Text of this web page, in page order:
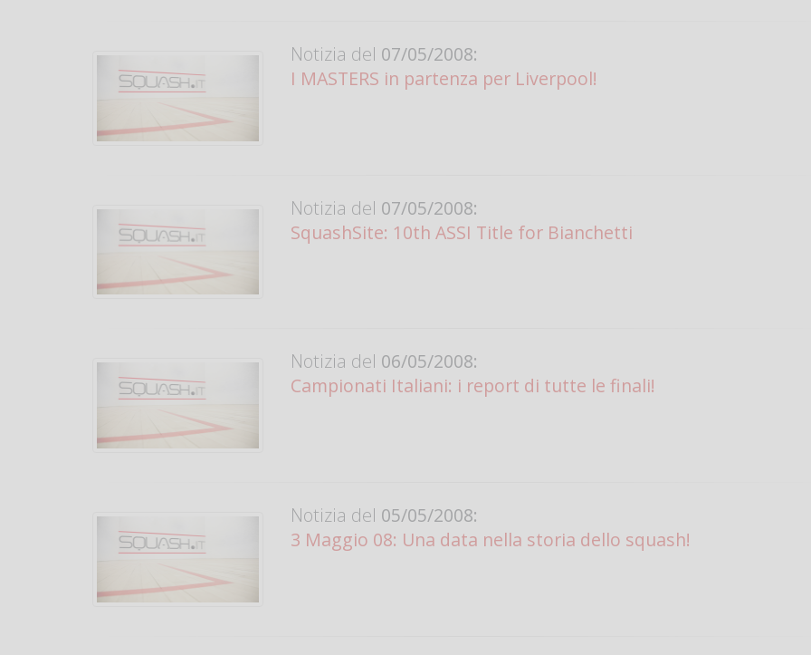
Notizia del 07/05/2008:
I MASTERS in partenza per Liverpool!
Notizia del 07/05/2008:
SquashSite: 10th ASSI Title for Bianchetti
Notizia del 06/05/2008:
Campionati Italiani: i report di tutte le finali!
Notizia del 05/05/2008:
3 Maggio 08: Una data nella storia dello squash!